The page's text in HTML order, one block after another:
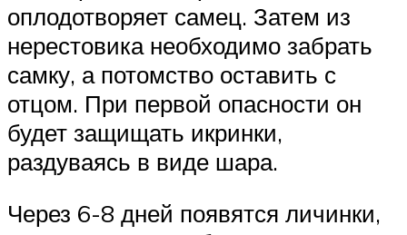
оплодотворяет самец. Затем из
нерестовика необходимо забрать
самку, а потомство оставить с
отцом. При первой опасности он
будет защищать икринки,
раздуваясь в виде шара.
Через 6-8 дней появятся личинки,